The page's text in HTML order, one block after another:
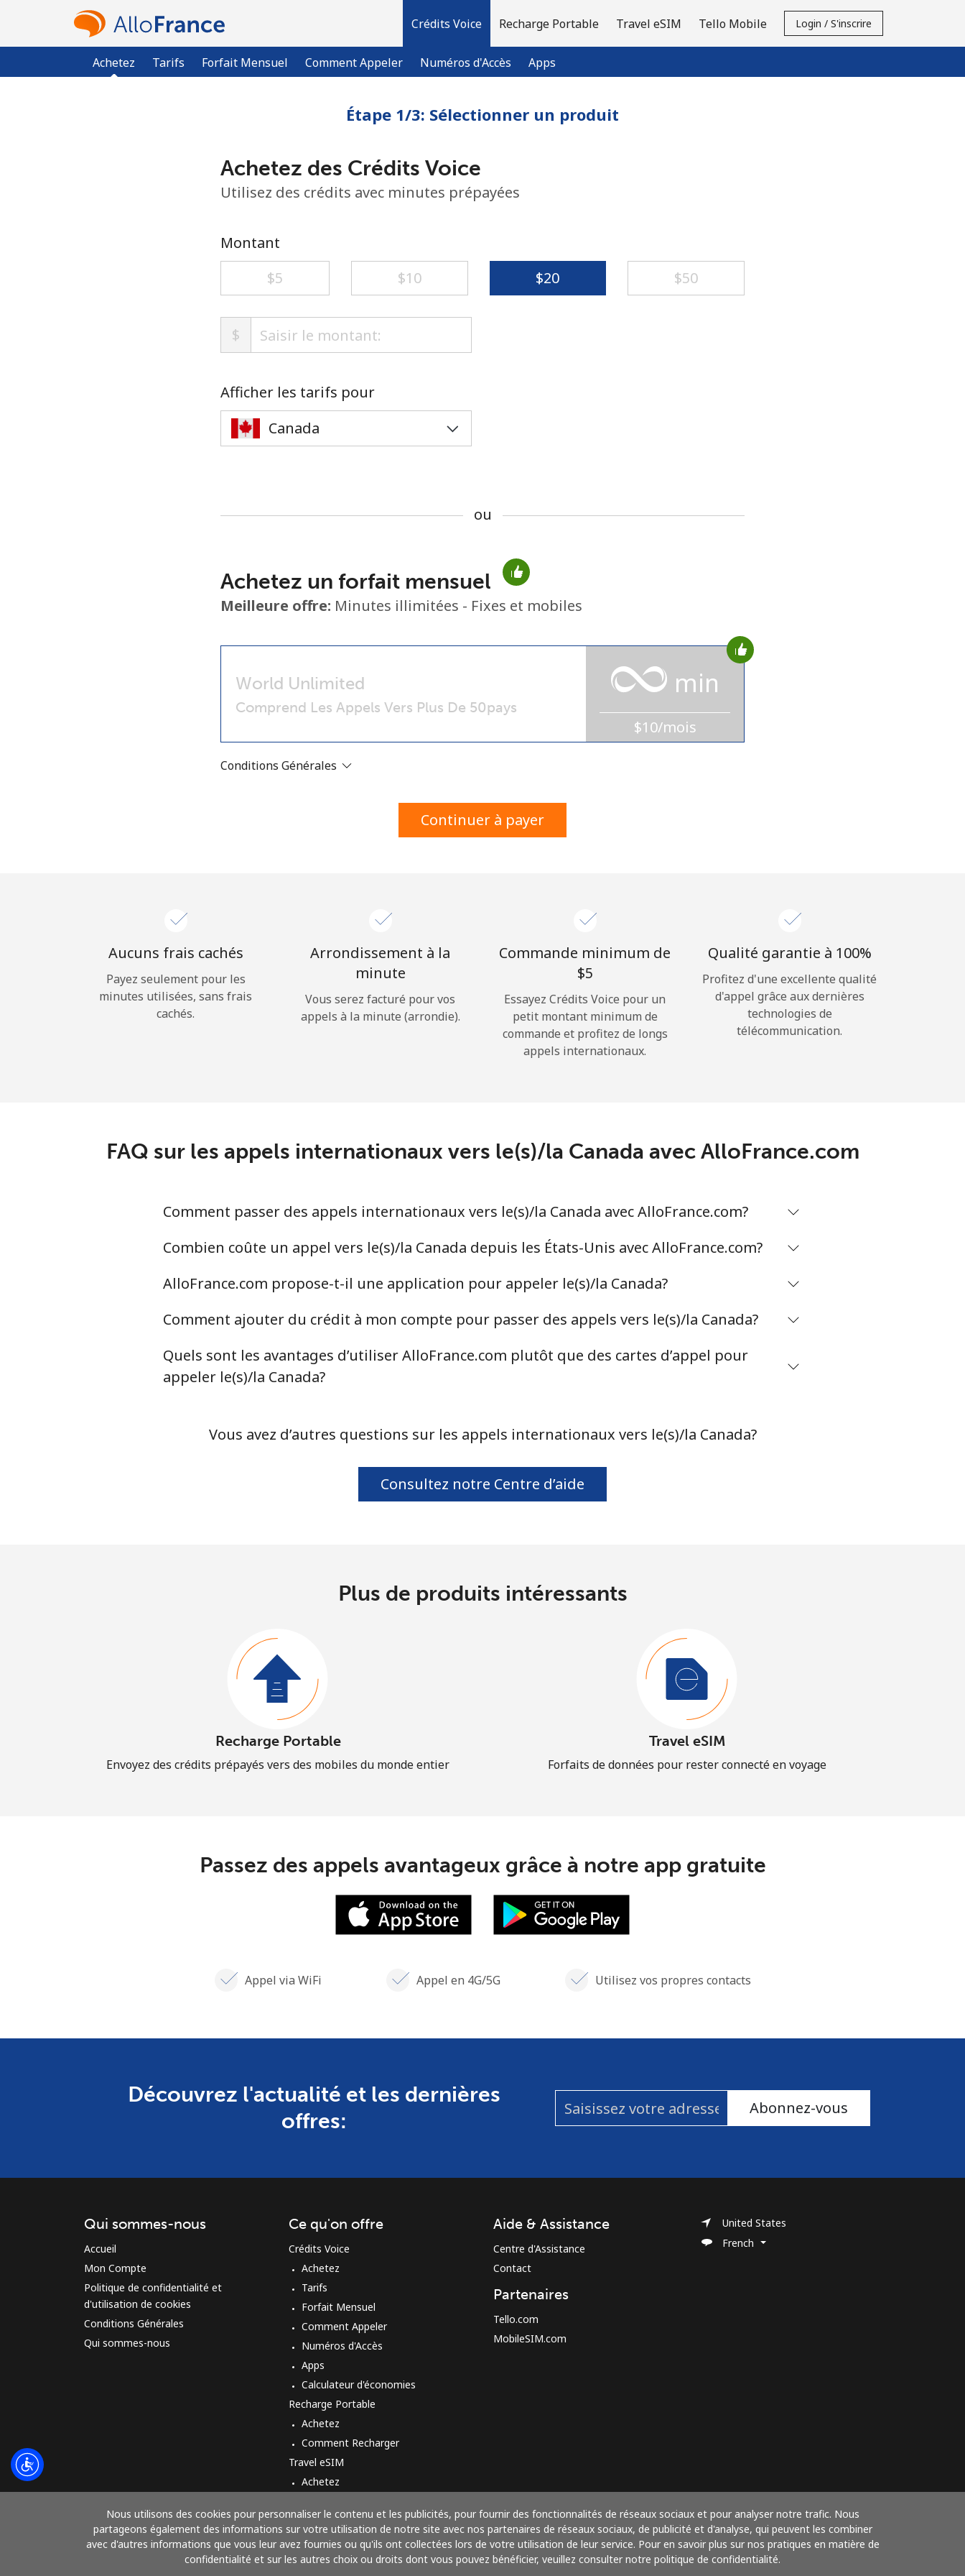
Crédits Voice
Achetez Tarifs Forfait Mensuel Comment Appeler Numéros d'Accès Apps
Recharge Portable Travel eSIM Tello Mobile Login / S'inscrire
Aucun mot de passe créé
8 caractères minimum
Un numéro
En créant un compte sur ce site, j'accepte les
Bonjour!
INSCRIVEZ-VOUS →
Login
ou
Continue avec
Étape 1/3: Sélectionner un produit
Achetez des Crédits Voice
Utilisez des crédits avec minutes prépayées
Montant
⁦$5⁩
⁦$10⁩ ⁦$20⁩ ⁦$50⁩
$
Afficher les tarifs pour
ou
Achetez un forfait mensuel
Meilleure offre: Minutes illimitées - Fixes et mobiles
World Unlimited
Comprend Les Appels Vers Plus De 50pays
min
$10/mois
Conditions Générales
Continuer à payer
Aucuns frais cachés
Payez seulement pour les
minutes utilisées, sans frais
cachés.
Arrondissement à la
minute
Vous serez facturé pour vos
appels à la minute (arrondie).
Commande minimum de
⁦$5⁩
Essayez Crédits Voice pour un
petit montant minimum de
commande et profitez de longs
appels internationaux.
Qualité garantie à 100%
Profitez d'une excellente qualité
d'appel grâce aux dernières
technologies de
télécommunication.
FAQ sur les appels internationaux vers le(s)/la Canada avec AlloFrance.com
Comment passer des appels internationaux vers le(s)/la Canada avec AlloFrance.com?
Combien coûte un appel vers le(s)/la Canada depuis les États-Unis avec AlloFrance.com?
AlloFrance.com propose-t-il une application pour appeler le(s)/la Canada?
Comment ajouter du crédit à mon compte pour passer des appels vers le(s)/la Canada?
Quels sont les avantages d’utiliser AlloFrance.com plutôt que des cartes d’appel pour
appeler le(s)/la Canada?
Vous avez d’autres questions sur les appels internationaux vers le(s)/la Canada?
Consultez notre Centre d’aide
Plus de produits intéressants
Recharge Portable
Envoyez des crédits prépayés vers des mobiles du monde entier
Travel eSIM
Forfaits de données pour rester connecté en voyage
Passez des appels avantageux grâce à notre app gratuite
Appel via WiFi Appel en 4G/5G Utilisez vos propres contacts
Découvrez l'actualité et les dernières
offres:
Abonnez-vous
Nous utilisons des cookies pour personnaliser le contenu et les publicités, pour fournir des fonctionnalités de réseaux sociaux et pour analyser notre trafic. Nous
partageons également des informations sur votre utilisation de notre site avec nos partenaires de réseaux sociaux, de publicité et d'analyse, qui peuvent les combiner
avec d'autres informations que vous leur avez fournies ou qu'ils ont collectées lors de votre utilisation de leur service. Pour en savoir plus sur nos pratiques en matière de
confidentialité et sur les autres choix ou droits dont vous pouvez bénéficier, veuillez consulter notre politique de confidentialité.
Qui sommes-nous
Accueil
Mon Compte
Politique de confidentialité et
d'utilisation de cookies
Conditions Générales
Qui sommes-nous
Ce qu'on offre
Crédits Voice
Achetez
Tarifs
Forfait Mensuel
Comment Appeler
Numéros d'Accès
Apps
Calculateur d'économies
Recharge Portable
Achetez
Comment Recharger
Travel eSIM
Achetez
Aide & Assistance
Centre d'Assistance
Contact
Partenaires
Tello.com
MobileSIM.com
United States
French
Payez avec